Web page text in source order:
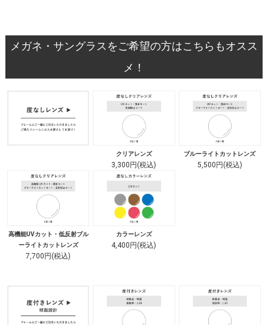
メガネ・サングラスをご希望の方はこちらもオスス
メ！
クリアレンズ
3,300円(税込)
ブルーライトカットレンズ
5,500円(税込)
高機能UVカット・低反射ブル
ーライトカットレンズ
7,700円(税込)
カラーレンズ
4,400円(税込)